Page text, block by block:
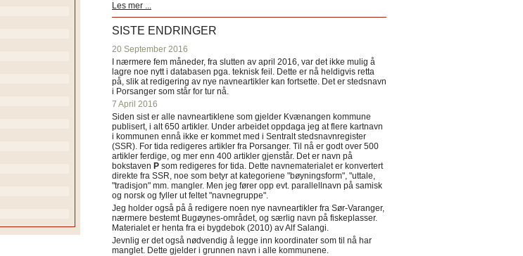
Les mer ...
SISTE ENDRINGER
20 September 2016
I nærmere fem måneder, fra slutten av april 2016, var det ikke mulig å
lagre noe nytt i databasen pga. teknisk feil. Dette er nå heldigvis retta
på, slik at redigering av nye navneartikler kan fortsette. Det er stedsnavn
i Porsanger som står for tur nå.
7 April 2016
Siden sist er alle navneartiklene som gjelder Kvænangen kommune
publisert, i alt 650 artikler. Under arbeidet oppdaga jeg at flere kartnavn
i kommunen ennå ikke er kommet med i Sentralt stedsnavnregister
(SSR). For tida redigeres artikler fra Porsanger. Til nå er godt over 500
artikler ferdige, og mer enn 400 artikler gjenstår. Det er navn på
bokstaven P som redigeres for tida. Dette navnematerialet er konvertert
direkte fra SSR, noe som betyr at kategoriene "bøyningsform", "uttale,
"tradisjon" mm. mangler. Men jeg fører opp evt. parallellnavn på samisk
og norsk og fyller ut feltet "navnegruppe".
Jeg holder også på å redigere noen nye navneartikler fra Sør-Varanger,
nærmere bestemt Bugøynes-området, og særlig navn på fiskeplasser.
Materialet er henta fra ei bygdebok (2010) av Alf Salangi.
Jevnlig er det også nødvendig å legge inn koordinater som til nå har
manglet. Dette gjelder i grunnen navn i alle kommunene.